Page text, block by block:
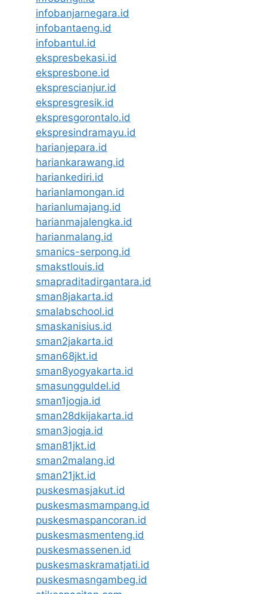
infobanjarnegara.id
infobantaeng.id
infobantul.id
ekspresbekasi.id
ekspresbone.id
eksprescianjur.id
ekspresgresik.id
ekspresgorontalo.id
ekspresindramayu.id
harianjepara.id
hariankarawang.id
hariankediri.id
harianlamongan.id
harianlumajang.id
harianmajalengka.id
harianmalang.id
smanics-serpong.id
smakstlouis.id
smapraditadirgantara.id
sman8jakarta.id
smalabschool.id
smaskanisius.id
sman2jakarta.id
sman68jkt.id
sman8yogyakarta.id
smasungguldel.id
sman1jogja.id
sman28dkijakarta.id
sman3jogja.id
sman81jkt.id
sman2malang.id
sman21jkt.id
puskesmasjakut.id
puskesmasmampang.id
puskesmaspancoran.id
puskesmasmenteng.id
puskesmassenen.id
puskesmaskramatjati.id
puskesmasngambeg.id